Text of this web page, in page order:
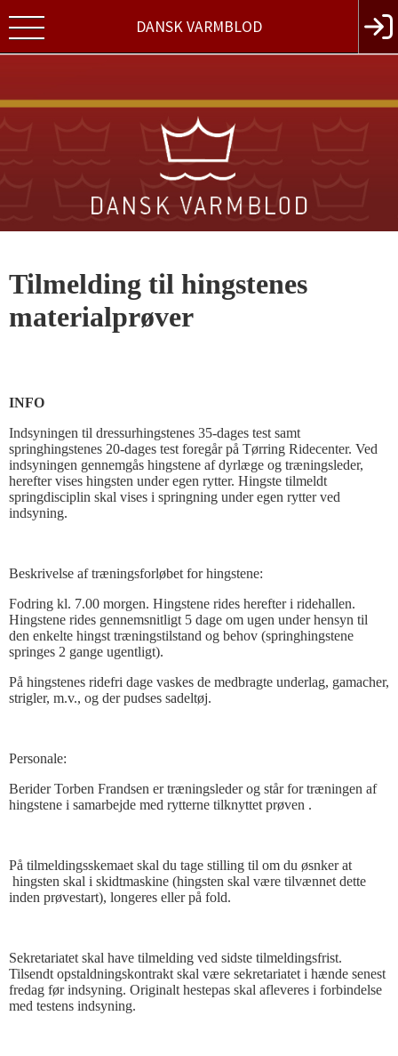
DANSK VARMBLOD
Tilmelding til hingstenes
materialprøver
INFO
Indsyningen til dressurhingstenes 35-dages test samt
springhingstenes 20-dages test foregår på Tørring Ridecenter. Ved
indsyningen gennemgås hingstene af dyrlæge og træningsleder,
herefter vises hingsten under egen rytter. Hingste tilmeldt
springdisciplin skal vises i springning under egen rytter ved
indsyning.
Beskrivelse af træningsforløbet for hingstene:
Fodring kl. 7.00 morgen. Hingstene rides herefter i ridehallen.
Hingstene rides gennemsnitligt 5 dage om ugen under hensyn til
den enkelte hingst træningstilstand og behov (springhingstene
springes 2 gange ugentligt).
På hingstenes ridefri dage vaskes de medbragte underlag, gamacher,
strigler, m.v., og der pudses sadeltøj.
Personale:
Berider Torben Frandsen er træningsleder og står for træningen af
hingstene i samarbejde med rytterne tilknyttet prøven .
På tilmeldingsskemaet skal du tage stilling til om du øsnker at
hingsten skal i skidtmaskine (hingsten skal være tilvænnet dette
inden prøvestart), longeres eller på fold.
Sekretariatet skal have tilmelding ved sidste tilmeldingsfrist.
Tilsendt opstaldningskontrakt skal være sekretariatet i hænde senest
fredag før indsyning. Originalt hestepas skal afleveres i forbindelse
med testens indsyning.